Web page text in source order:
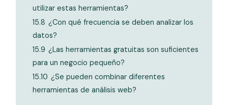
utilizar estas herramientas?
15.8 ¿Con qué frecuencia se deben analizar los
datos?
15.9 ¿Las herramientas gratuitas son suficientes
para un negocio pequeño?
15.10 ¿Se pueden combinar diferentes
herramientas de análisis web?